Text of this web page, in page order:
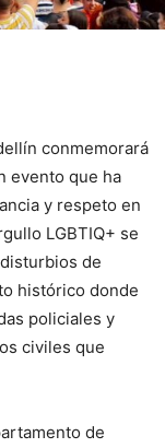
conmemorará
evento que ha
y respeto en
LGBTIQ+ se
de
histórico donde
policiales y
civiles que
de